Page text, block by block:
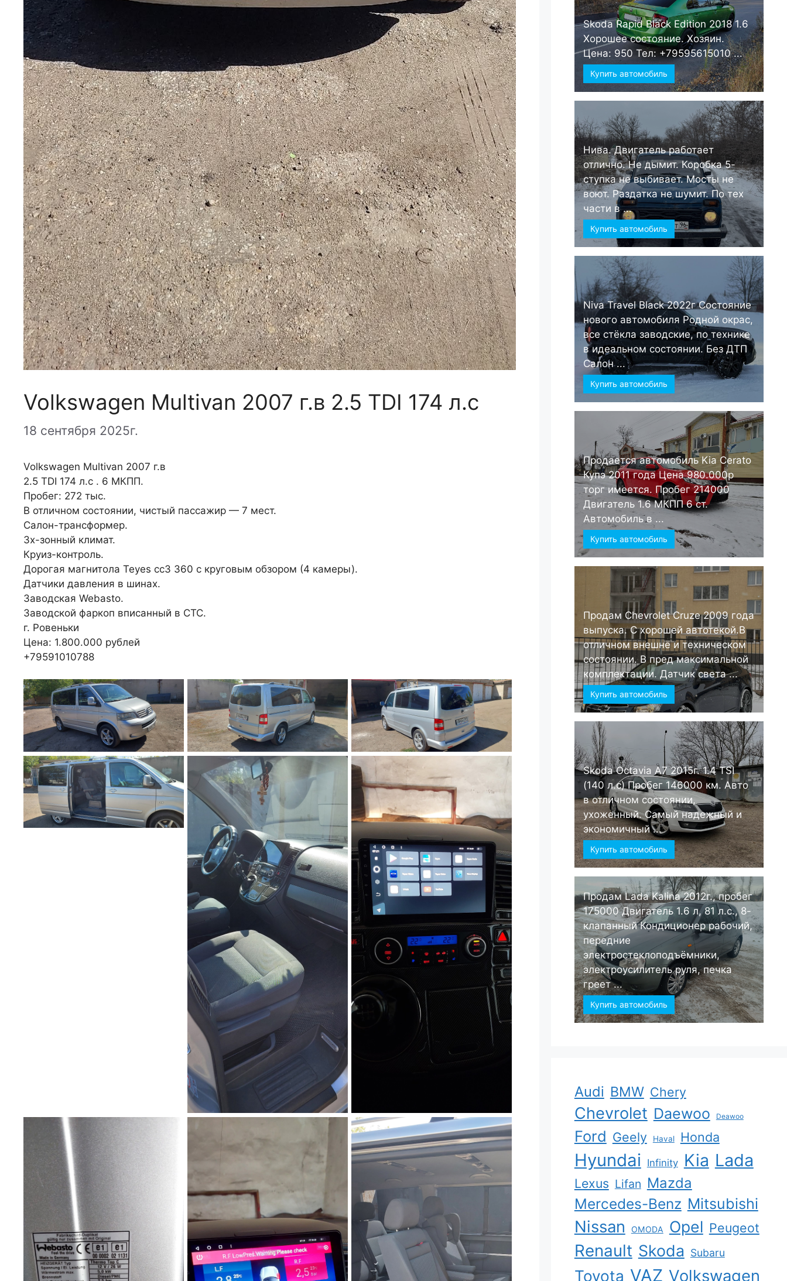
Volkswagen Multivan 2007 г.в 2.5 TDI 174 л.с
18 сентября 2025г.
Volkswagen Multivan 2007 г.в
2.5 TDI 174 л.с . 6 МКПП.
Пробег: 272 тыс.
В отличном состоянии, чистый пассажир — 7 мест.
Салон-трансформер.
3х-зонный климат.
Круиз-контроль.
Дорогая магнитола Teyes cc3 360 с круговым обзором (4 камеры).
Датчики давления в шинах.
Заводская Webasto.
Заводской фаркоп вписанный в СТС.
г. Ровеньки
Цена: 1.800.000 рублей
+79591010788
Skoda Rapid Black Edition 2018 1.6
Хорошее состояние. Хозяин.
Цена: 950 Тел: +79595615010 ...
Купить автомобиль
Нива. Двигатель работает
отлично. Не дымит. Коробка 5-
ступка не выбивает. Мосты не
воют. Раздатка не шумит. По тех
части в ...
Купить автомобиль
Niva Travel Black 2022г Состояние
нового автомобиля Родной окрас,
все стёкла заводские, по технике
в идеальном состоянии. Без ДТП
Салон ...
Купить автомобиль
Продается автомобиль Kia Cerato
Купэ 2011 года Цена 980.000р
торг имеется. Пробег 214000
Двигатель 1.6 МКПП 6 ст.
Автомобиль в ...
Купить автомобиль
Продам Chevrolet Cruze 2009 года
выпуска. С хорошей автотекой.В
отличном внешне и техническом
состоянии. В пред максимальной
комплектации. Датчик света ...
Купить автомобиль
Skoda Octavia А7 2015г. 1.4 TSI
(140 л.с) Пробег 146000 км. Авто
в отличном состоянии,
ухоженный. Самый надежный и
экономичный ...
Купить автомобиль
Продам Lada Kalina 2012г., пробег
175000 Двигатель 1.6 л, 81 л.с., 8-
клапанный Кондиционер рабочий,
передние
электростеклоподъёмники,
электроусилитель руля, печка
греет ...
Купить автомобиль
Audi BMW Chery
Chevrolet Daewoo Deawoo
Ford Geely Haval Honda
Hyundai Infinity Kia Lada
Lexus Lifan Mazda
Mercedes-Benz Mitsubishi
Nissan OMODA Opel Peugeot
Renault Skoda Subaru
Toyota VAZ Volkswagen